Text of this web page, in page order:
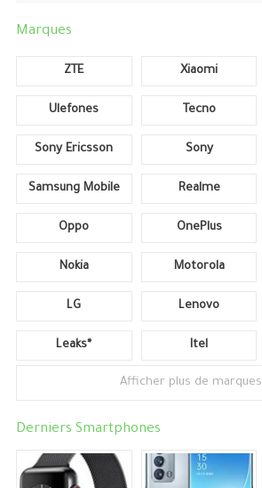
Marques
ZTE Xiaomi
Ulefones Tecno
Sony Ericsson Sony
Samsung Mobile Realme
Oppo OnePlus
Nokia Motorola
LG Lenovo
Leaks* Itel
Afficher plus de marques
Derniers Smartphones